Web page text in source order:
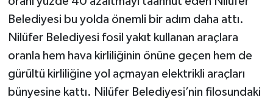
Belediyesi bu yolda önemli bir adım daha attı.
Nilüfer Belediyesi fosil yakıt kullanan araçlara
oranla hem hava kirliliğinin önüne geçen hem de
gürültü kirliliğine yol açmayan elektrikli araçları
bünyesine kattı. Nilüfer Belediyesi’nin filosundaki